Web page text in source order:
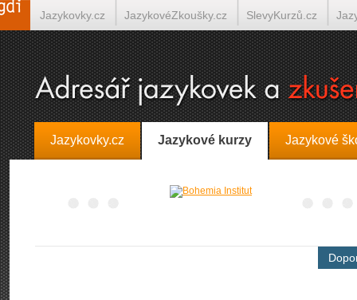
Jazykovky.cz Jazykové kurzy Jazykové
Jazykovky.cz JazykovéZkoušky.cz SlevyKurzů.cz
Španělština on-line Italština on-line Tlumočení-